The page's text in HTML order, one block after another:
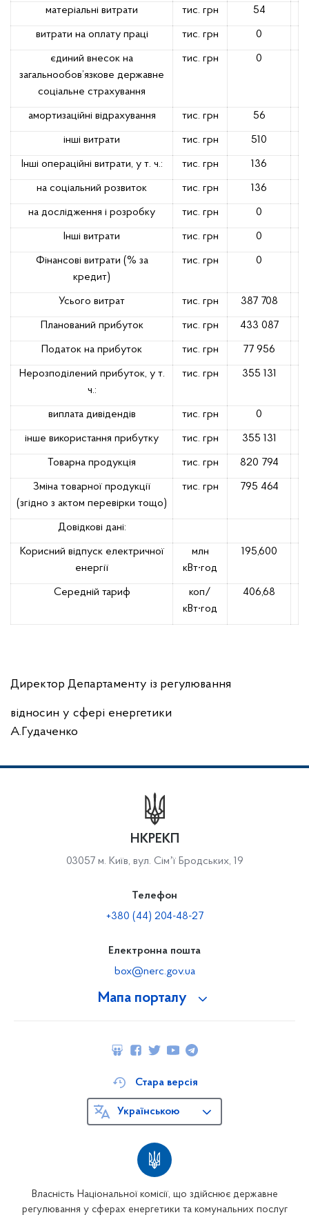
матеріальні витрати тис. грн 54
витрати на оплату праці тис. грн 0
єдиний внесок на
загальнообов’язкове державне
соціальне страхування
тис. грн 0
амортизаційні відрахування тис. грн 56
інші витрати тис. грн 510
Інші операційні витрати, у т. ч.: тис. грн 136
на соціальний розвиток тис. грн 136
на дослідження і розробку тис. грн 0
Інші витрати тис. грн 0
Фінансові витрати (% за
кредит)
тис. грн 0
Усього витрат тис. грн 387 708
Планований прибуток тис. грн 433 087
Податок на прибуток тис. грн 77 956
Нерозподілений прибуток, у т.
ч.:
тис. грн 355 131
виплата дивідендів тис. грн 0
інше використання прибутку тис. грн 355 131
Товарна продукція тис. грн 820 794
Зміна товарної продукції
(згідно з актом перевірки тощо)
тис. грн 795 464
Довідкові дані:
Корисний відпуск електричної
енергії
млн
кВт∙год
195,600
Середній тариф
коп/
кВт∙год
406,68
Директор Департаменту із регулювання
відносин у сфері енергетики
А.Гудаченко
Мапа порталу
НКРЕКП
03057 м. Київ, вул. Сімʼї Бродських, 19
Телефон
+380 (44) 204-48-27
Електронна пошта
box@nerc.gov.ua
Власність Національної комісії, що здійснює державне
регулювання у сферах енергетики та комунальних послуг
Стара версія
Українською